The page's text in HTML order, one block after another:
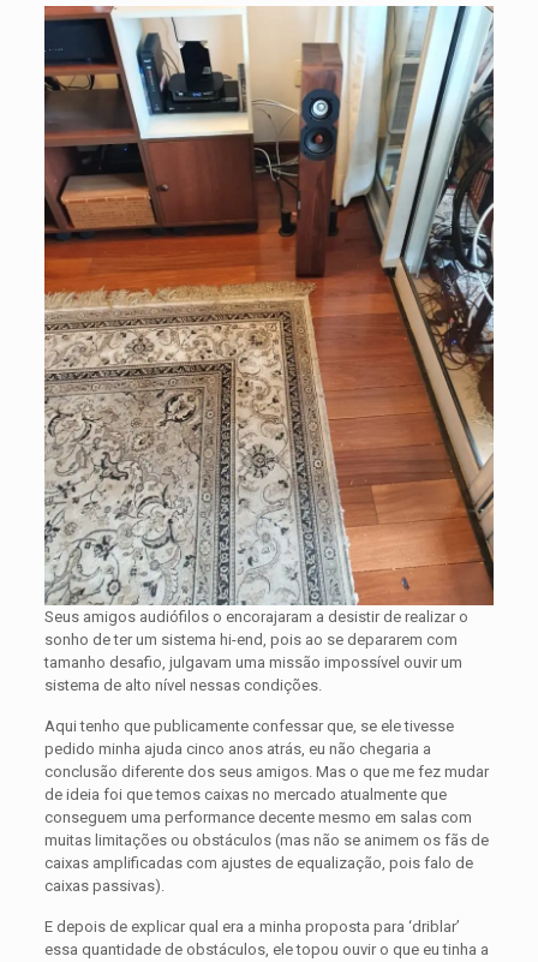
Seus amigos audiófilos o encorajaram a desistir de realizar o
sonho de ter um sistema hi-end, pois ao se depararem com
tamanho desafio, julgavam uma missão impossível ouvir um
sistema de alto nível nessas condições.
Aqui tenho que publicamente confessar que, se ele tivesse
pedido minha ajuda cinco anos atrás, eu não chegaria a
conclusão diferente dos seus amigos. Mas o que me fez mudar
de ideia foi que temos caixas no mercado atualmente que
conseguem uma performance decente mesmo em salas com
muitas limitações ou obstáculos (mas não se animem os fãs de
caixas amplificadas com ajustes de equalização, pois falo de
caixas passivas).
E depois de explicar qual era a minha proposta para ‘driblar’
essa quantidade de obstáculos, ele topou ouvir o que eu tinha a